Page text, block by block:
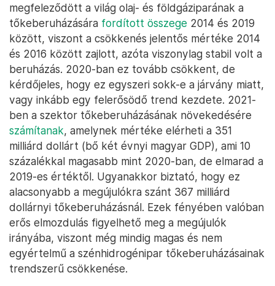
megfeleződött a világ olaj- és földgáziparának a
tőkeberuházására fordított összege 2014 és 2019
között, viszont a csökkenés jelentős mértéke 2014
és 2016 között zajlott, azóta viszonylag stabil volt a
beruházás. 2020-ban ez tovább csökkent, de
kérdőjeles, hogy ez egyszeri sokk-e a járvány miatt,
vagy inkább egy felerősödő trend kezdete. 2021-
ben a szektor tőkeberuházásának növekedésére
számítanak, amelynek mértéke elérheti a 351
milliárd dollárt (bő két évnyi magyar GDP), ami 10
százalékkal magasabb mint 2020-ban, de elmarad a
2019-es értéktől. Ugyanakkor biztató, hogy ez
alacsonyabb a megújulókra szánt 367 milliárd
dollárnyi tőkeberuházásnál. Ezek fényében valóban
erős elmozdulás figyelhető meg a megújulók
irányába, viszont még mindig magas és nem
egyértelmű a szénhidrogénipar tőkeberuházásainak
trendszerű csökkenése.